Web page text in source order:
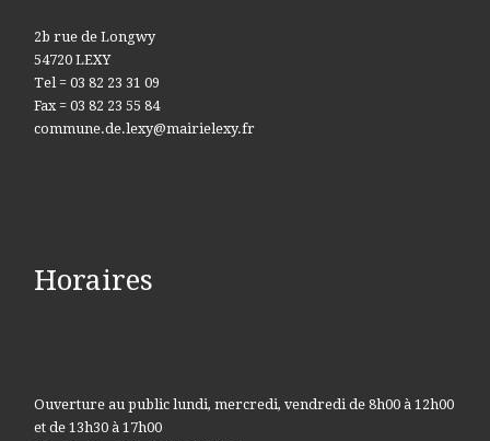
2b rue de Longwy
54720 LEXY
Tel = 03 82 23 31 09
Fax = 03 82 23 55 84
commune.de.lexy@mairielexy.fr
Horaires
Ouverture au public lundi, mercredi, vendredi de 8h00 à 12h00
et de 13h30 à 17h00